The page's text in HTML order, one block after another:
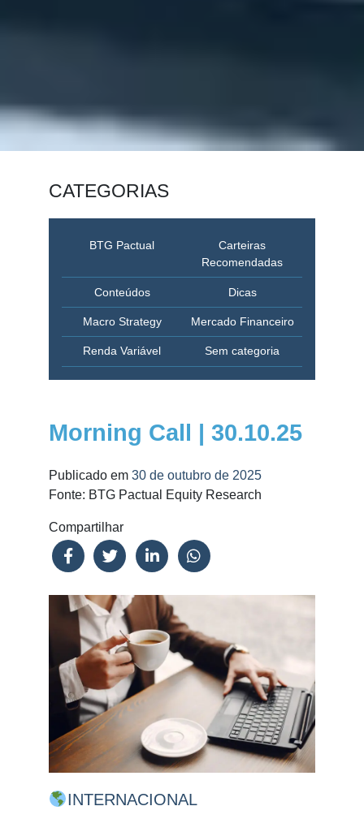
CATEGORIAS
BTG Pactual
Carteiras
Recomendadas
Conteúdos Dicas
Macro Strategy Mercado Financeiro
Renda Variável Sem categoria
Morning Call | 30.10.25
Publicado em 30 de outubro de 2025
Fonte: BTG Pactual Equity Research
Compartilhar
INTERNACIONAL